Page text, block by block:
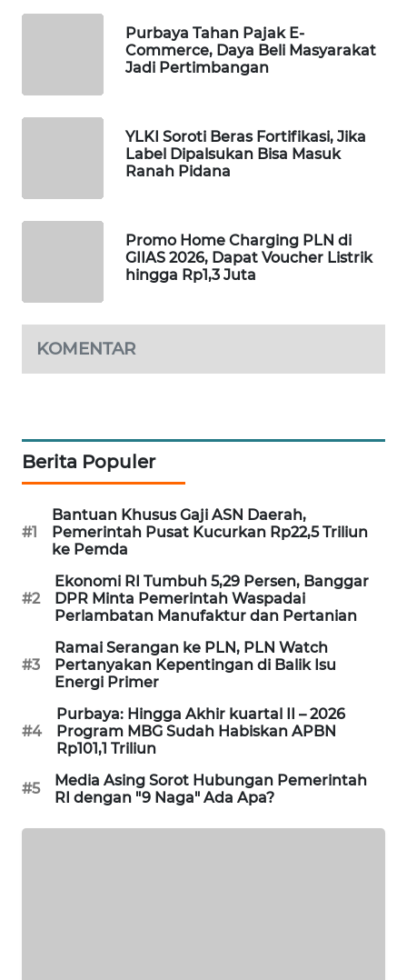
Purbaya Tahan Pajak E-
Commerce, Daya Beli Masyarakat
Jadi Pertimbangan
YLKI Soroti Beras Fortifikasi, Jika
Label Dipalsukan Bisa Masuk
Ranah Pidana
Promo Home Charging PLN di
GIIAS 2026, Dapat Voucher Listrik
hingga Rp1,3 Juta
KOMENTAR
Berita Populer
#1
Bantuan Khusus Gaji ASN Daerah,
Pemerintah Pusat Kucurkan Rp22,5 Triliun
ke Pemda
#2
Ekonomi RI Tumbuh 5,29 Persen, Banggar
DPR Minta Pemerintah Waspadai
Perlambatan Manufaktur dan Pertanian
#3
Ramai Serangan ke PLN, PLN Watch
Pertanyakan Kepentingan di Balik Isu
Energi Primer
#4
Purbaya: Hingga Akhir kuartal II – 2026
Program MBG Sudah Habiskan APBN
Rp101,1 Triliun
#5
Media Asing Sorot Hubungan Pemerintah
RI dengan "9 Naga" Ada Apa?
KONSUMEN
ALPERKLINAS
FORJASIDA
SITUNGIR
NEWS
SIDIKALANG
NEWS
SIBARAGAS
NEWS
METRO
SIANTAR
METRO
MEDAN
NEWS